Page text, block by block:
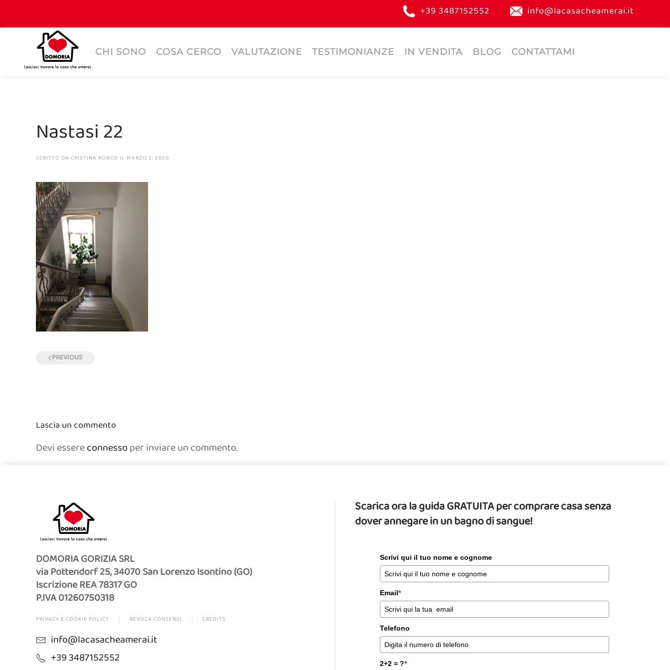
+39 3487152552 info@lacasacheamerai.it
CHI SONO COSA CERCO VALUTAZIONE TESTIMONIANZE IN VENDITA BLOG CONTATTAMI
Nastasi 22
SCRITTO DA CRISTINA RONCO IL MARZO 2, 2020.
PREVIOUS
Lascia un commento
Devi essereconnessoper inviare un commento.
DOMORIA GORIZIA SRL
via Pottendorf 25, 34070 San Lorenzo Isontino (GO)
Iscrizione REA 78317 GO
P.IVA 01260750318
PRIVACY E COOKIE POLICY REVOCA CONSENSI CREDITS
info@lacasacheamerai.it
+39 3487152552
Scarica ora la guida GRATUITA per comprare casa senza
dover annegare in un bagno di sangue!
Scrivi qui il tuo nome e cognome
Email*
Telefono
2+2 = ?*